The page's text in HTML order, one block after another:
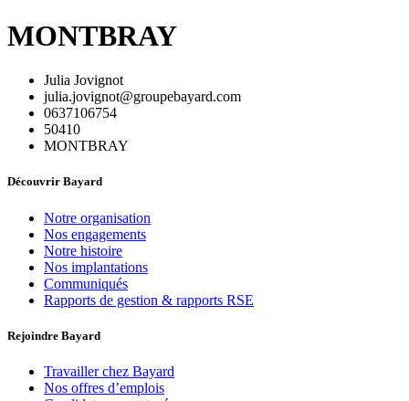
MONTBRAY
Julia Jovignot
julia.jovignot@groupebayard.com
0637106754
50410
MONTBRAY
Découvrir Bayard
Notre organisation
Nos engagements
Notre histoire
Nos implantations
Communiqués
Rapports de gestion & rapports RSE
Rejoindre Bayard
Travailler chez Bayard
Nos offres d’emplois